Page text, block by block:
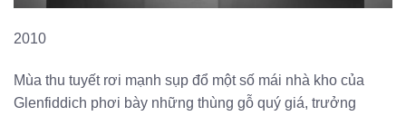
2010
Mùa thu tuyết rơi mạnh sụp đổ một số mái nhà kho của
Glenfiddich phơi bày những thùng gỗ quý giá, trưởng